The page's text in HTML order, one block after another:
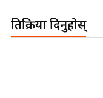
प्रतिक्रिया दिनुहोस्